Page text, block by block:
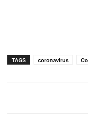
TAGS coronavirus